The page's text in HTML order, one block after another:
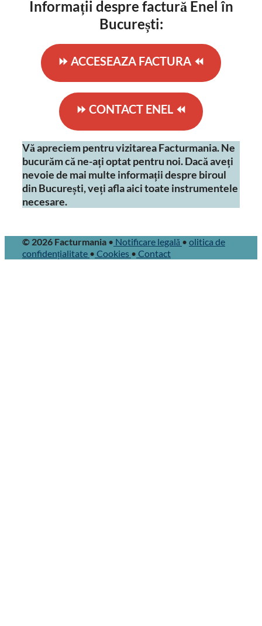
Informații despre factură Enel în
București:
⏩ ACCESEAZA FACTURA ⏪
⏩ CONTACT ENEL ⏪
Vă apreciem pentru vizitarea Facturmania. Ne
bucurăm că ne-ați optat pentru noi. Dacă aveți
nevoie de mai multe informații despre biroul
din București, veți afla aici toate instrumentele
necesare.
© 2026 Facturmania • Notificare legală • olitica de
confidențialitate • Cookies • Contact